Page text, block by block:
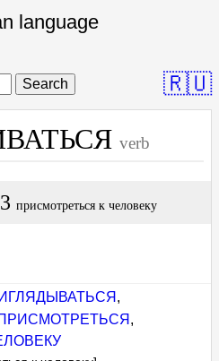
language
Search 🇷🇺
verb
присмотреться к человеку
,
,